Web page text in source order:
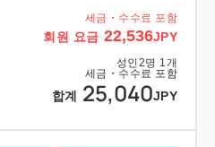
세금・수수료 포함
회원 요금 22,536JPY
성인 2명 1개
세금・수수료 포함
합계 25,040JPY